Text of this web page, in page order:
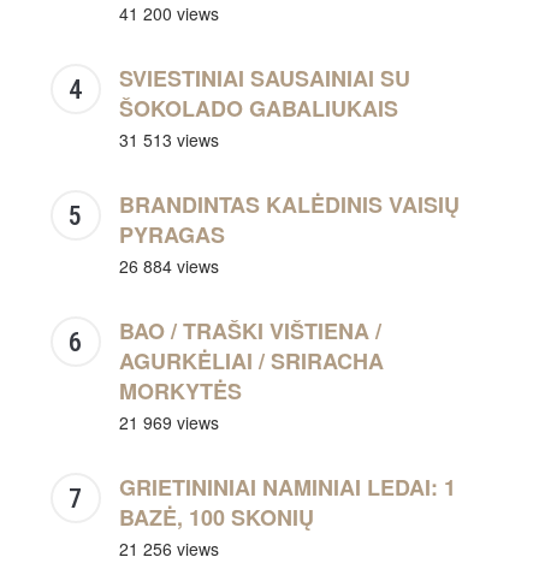
41 200 views
SVIESTINIAI SAUSAINIAI SU
ŠOKOLADO GABALIUKAIS
31 513 views
BRANDINTAS KALĖDINIS VAISIŲ
PYRAGAS
26 884 views
BAO / TRAŠKI VIŠTIENA /
AGURKĖLIAI / SRIRACHA
MORKYTĖS
21 969 views
GRIETININIAI NAMINIAI LEDAI: 1
BAZĖ, 100 SKONIŲ
21 256 views